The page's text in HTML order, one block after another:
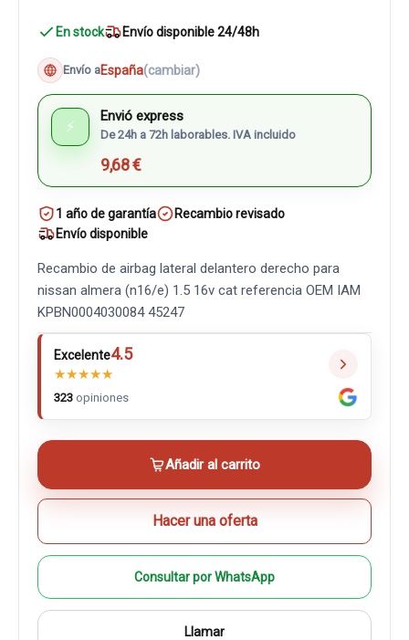
En stock Envío disponible 24/48h
Envío aEspaña(cambiar)
⚡
Envió express
De 24h a 72h laborables. IVA incluido
9,68 €
1 año de garantía
Recambio revisado
Envío disponible
Recambio de airbag lateral delantero derecho para
nissan almera (n16/e) 1.5 16v cat referencia OEM IAM
KPBN0004030084 45247
Excelente4.5
★★★★★
323 opiniones
Añadir al carrito
Hacer una oferta
Consultar por WhatsApp
Llamar